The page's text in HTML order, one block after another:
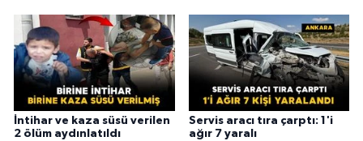
İntihar ve kaza süsü verilen
2 ölüm aydınlatıldı
Servis aracı tıra çarptı: 1'i
ağır 7 yaralı